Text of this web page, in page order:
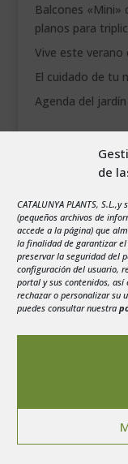
de
CATALUNYA PLANTS,
(pequeños archivos de
accede a la página) que
la finalidad de garantizar
preservar la seguridad del
configuración del usuario,
portal y sus contenidos,
rechazar o personalizar su
puedes consultar nuestra
Balcones «Mini»
planos para
Vive este
El cuidado de tu
Agenda del jardín
X
3
4 5
10
11
17
18
24
25
31